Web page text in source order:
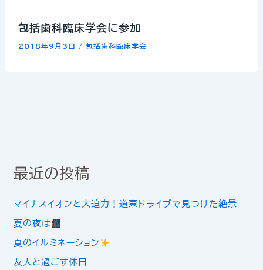
包括歯科臨床学会に参加
2018年9月3日 / 包括歯科臨床学会
最近の投稿
マイナスイオンと大迫力！道東ドライブで見つけた絶景
夏の夜は
夏のイルミネーション
友人と過ごす休日